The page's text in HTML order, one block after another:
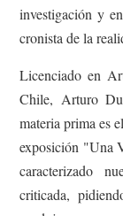
investigación y
cronista de la
Licenciado en
Chile, Arturo
materia prima es
exposición "Una
caracterizado
criticada,